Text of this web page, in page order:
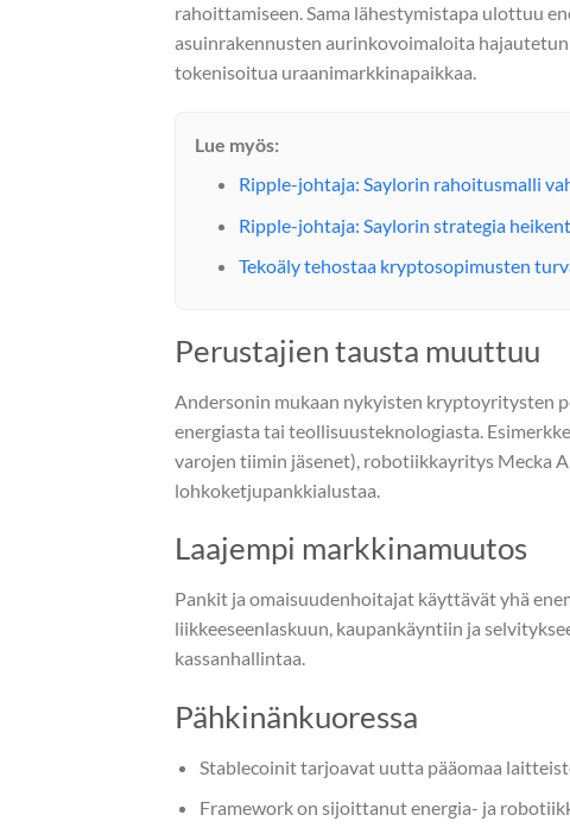
rahoittamiseen. Sama lähestymistapa ulottuu
asuinrakennusten aurinkovoimaloita
tokenisoitua uraanimarkkinapaikkaa.
Lue myös:
Ripple-johtaja: Saylorin rahoitusmalli
Ripple-johtaja: Saylorin strategia
Tekoäly tehostaa kryptosopimusten
Perustajien tausta muuttuu
Andersonin mukaan nykyisten kryptoyritysten
energiasta tai teollisuusteknologiasta.
varojen tiimin jäsenet), robotiikkayritys Mecka
lohkoketjupankkialustaa.
Laajempi markkinamuutos
Pankit ja omaisuudenhoitajat käyttävät yhä
liikkeeseenlaskuun, kaupankäyntiin ja
kassanhallintaa.
Pähkinänkuoressa
Stablecoinit tarjoavat uutta pääomaa
Framework on sijoittanut energia- ja